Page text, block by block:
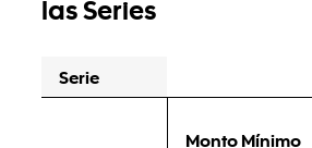
las Series
Serie
Monto Mínimo